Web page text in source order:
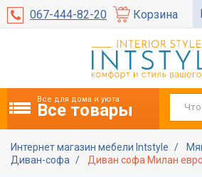
067-444-82-20 Корзина
Все для дома и уюта
Все товары
Интернет магазин мебели Intstyle
Диван-софа
Диван софа Милан